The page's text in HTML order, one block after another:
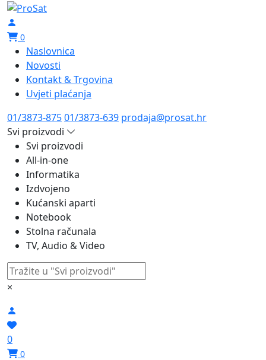
0
Naslovnica
Novosti
Kontakt & Trgovina
Uvjeti plaćanja
01/3873-87501/3873-639 prodaja@prosat.hr
Svi proizvodi
Svi proizvodi
All-in-one
Informatika
Izdvojeno
Kućanski aparti
Notebook
Stolna računala
TV, Audio & Video
×
0
0